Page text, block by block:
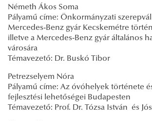
Németh Ákos Soma
Pályamű címe: Önkormányzati
Mercedes-Benz gyár Kecskemétre
illetve a Mercedes-Benz gyár általános
városára
Témavezető: Dr. Buskó Tibor
Petrezselyem Nóra
Pályamű címe: Az óvóhelyek története
fejlesztési lehetőségei Budapesten
Témavezető: Prof. Dr. Tózsa István és